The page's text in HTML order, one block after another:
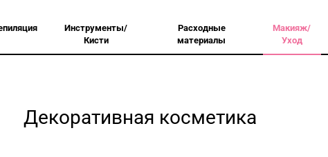
Инструменты/
Кисти
Расходные
материалы
Макияж/
Уход
Декоративная косметика